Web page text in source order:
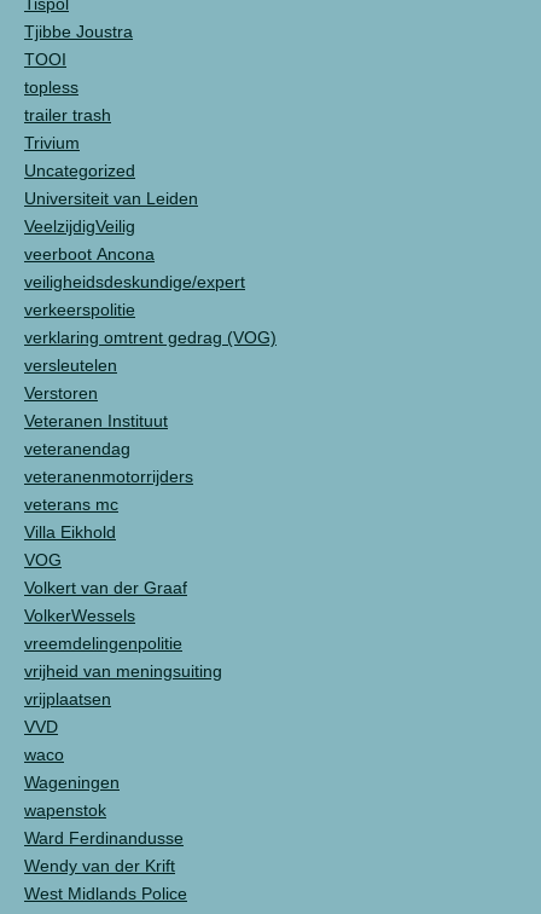
Tjibbe Joustra
TOOI
topless
trailer trash
Trivium
Uncategorized
Universiteit van Leiden
VeelzijdigVeilig
veerboot Ancona
veiligheidsdeskundige/expert
verkeerspolitie
verklaring omtrent gedrag (VOG)
versleutelen
Verstoren
Veteranen Instituut
veteranendag
veteranenmotorrijders
veterans mc
Villa Eikhold
VOG
Volkert van der Graaf
VolkerWessels
vreemdelingenpolitie
vrijheid van meningsuiting
vrijplaatsen
VVD
waco
Wageningen
wapenstok
Ward Ferdinandusse
Wendy van der Krift
West Midlands Police